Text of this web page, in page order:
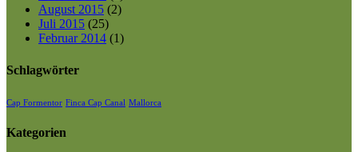
August 2015 (2)
Juli 2015 (25)
Februar 2014 (1)
Schlagwörter
Cap Formentor Finca Cap Canal Mallorca
Kategorien